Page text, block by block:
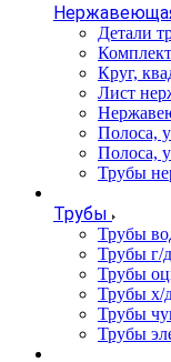
Детали
Круг,
Лист
Полоса,
Полоса,
Трубы
Трубы
Трубы
Трубы г/д
Трубы
Трубы х/
Трубы
Трубы